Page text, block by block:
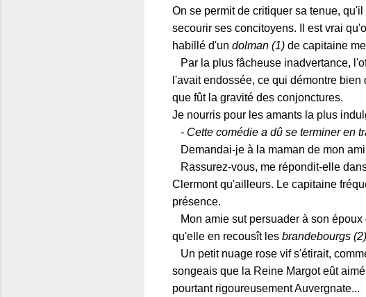
On se permit de critiquer sa tenue,
secourir ses concitoyens. Il est vrai
habillé d'un dolman (1) de capitaine
Par la plus fâcheuse inadvertance,
l'avait endossée, ce qui démontre
que fût la gravité des conjonctures.
Je nourris pour les amants la plus
- Cette comédie a dû se terminer en
Demandai-je à la maman de mon
Rassurez-vous, me répondit-elle
Clermont qu'ailleurs. Le capitaine
présence.
Mon amie sut persuader à son
qu'elle en recousît les brandebourgs (2)
Un petit nuage rose vif s'étirait,
songeais que la Reine Margot eût
pourtant rigoureusement Auvergnate...